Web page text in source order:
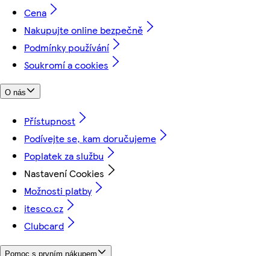
Cena
Nakupujte online bezpečně
Podmínky používání
Soukromí a cookies
O nás
Přístupnost
Podívejte se, kam doručujeme
Poplatek za službu
Nastavení Cookies
Možnosti platby
itesco.cz
Clubcard
Pomoc s prvním nákupem